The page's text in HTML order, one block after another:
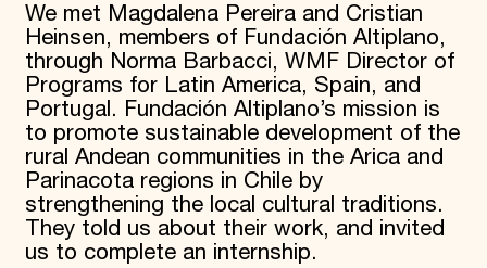
We met Magdalena Pereira and Cristian
Heinsen, members of Fundación Altiplano,
through Norma Barbacci, WMF Director of
Programs for Latin America, Spain, and
Portugal. Fundación Altiplano’s mission is
to promote sustainable development of the
rural Andean communities in the Arica and
Parinacota regions in Chile by
strengthening the local cultural traditions.
They told us about their work, and invited
us to complete an internship.